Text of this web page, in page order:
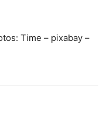
Time – pixabay –